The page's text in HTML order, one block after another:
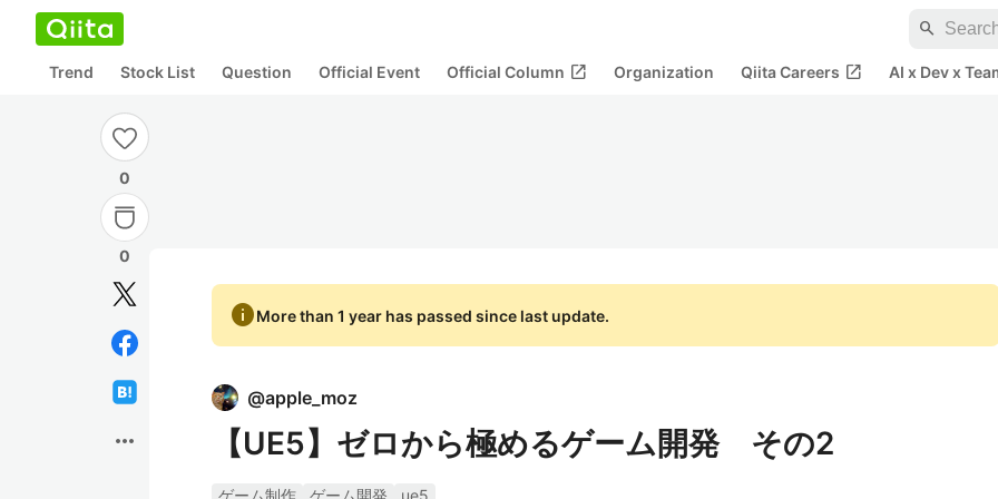
search
Trend Stock List Question Official Event Official Column open_in_new Organization Qiita Careers open_in_new AI x Dev x
0
0
more_horiz
infoMore than 1 year has passed since last update.
@apple_moz
【UE5】ゼロから極めるゲーム開発 その2
ゲーム制作 ゲーム開発
ue5